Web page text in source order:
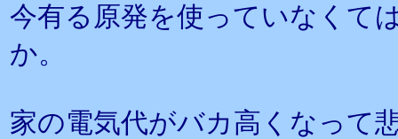
今有る原発を使っていなくて
か。
家の電気代がバカ高くなって